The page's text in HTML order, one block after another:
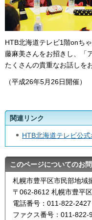
HTB北海道テレビ1階onち
藤麻美さんをお招きし、「
たくさんの貴重なお話しを
（平成26年5月26日開催）
関連リンク
HTB北海道テレビ公
このページについてのお
札幌市豊平区市民部地域
〒062-8612 札幌市豊平
電話番号：011-822-2427
ファクス番号：011-822-